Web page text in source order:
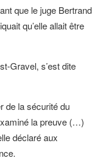
que le juge Bertrand
qu’elle allait être
Gravel, s’est dite
de la sécurité du
la preuve (…)
déclaré aux